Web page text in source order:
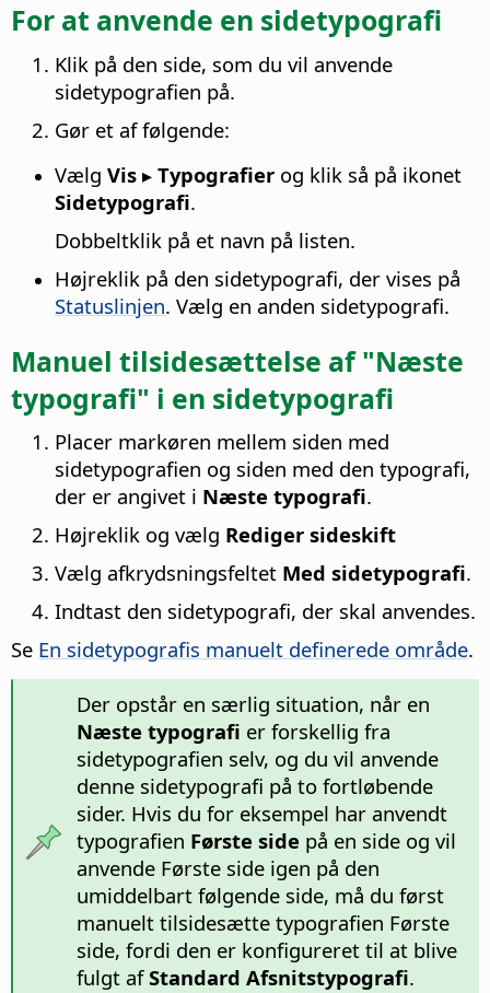
For at anvende en sidetypografi
Klik på den side, som du vil anvende
sidetypografien på.
Gør et af følgende:
Vælg Vis ▸ Typografier og klik så på ikonet
Sidetypografi.
Dobbeltklik på et navn på listen.
Højreklik på den sidetypografi, der vises på
Statuslinjen. Vælg en anden sidetypografi.
Manuel tilsidesættelse af "Næste
typografi" i en sidetypografi
Placer markøren mellem siden med
sidetypografien og siden med den typografi,
der er angivet i Næste typografi.
Højreklik og vælg Rediger sideskift
Vælg afkrydsningsfeltet Med sidetypografi.
Indtast den sidetypografi, der skal anvendes.
Se En sidetypografis manuelt definerede område.
Der opstår en særlig situation, når en
Næste typografi er forskellig fra
sidetypografien selv, og du vil anvende
denne sidetypografi på to fortløbende
sider. Hvis du for eksempel har anvendt
typografien Første side på en side og vil
anvende Første side igen på den
umiddelbart følgende side, må du først
manuelt tilsidesætte typografien Første
side, fordi den er konfigureret til at blive
fulgt afStandard Afsnitstypografi.